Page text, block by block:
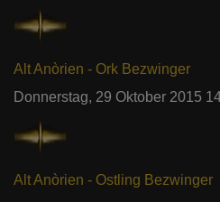
Alt Anòrien - Ork Bezwinger
Donnerstag, 29 Oktober 2015
Alt Anòrien - Ostling Bezwinger